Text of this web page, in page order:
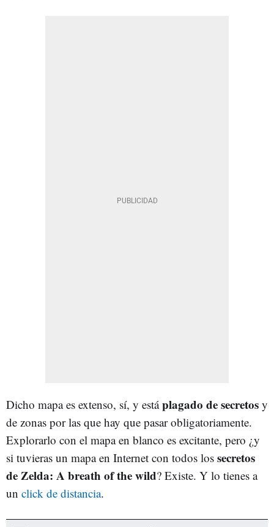
Dicho mapa es extenso, sí, y estáplagado de secretos y
de zonas por las que hay que pasar obligatoriamente.
Explorarlo con el mapa en blanco es excitante, pero ¿y
si tuvieras un mapa en Internet con todos los secretos
de Zelda: A breath of the wild? Existe. Y lo tienes a
un click de distancia.